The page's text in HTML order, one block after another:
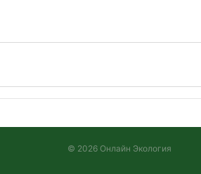
© 2026 Онлайн Экология